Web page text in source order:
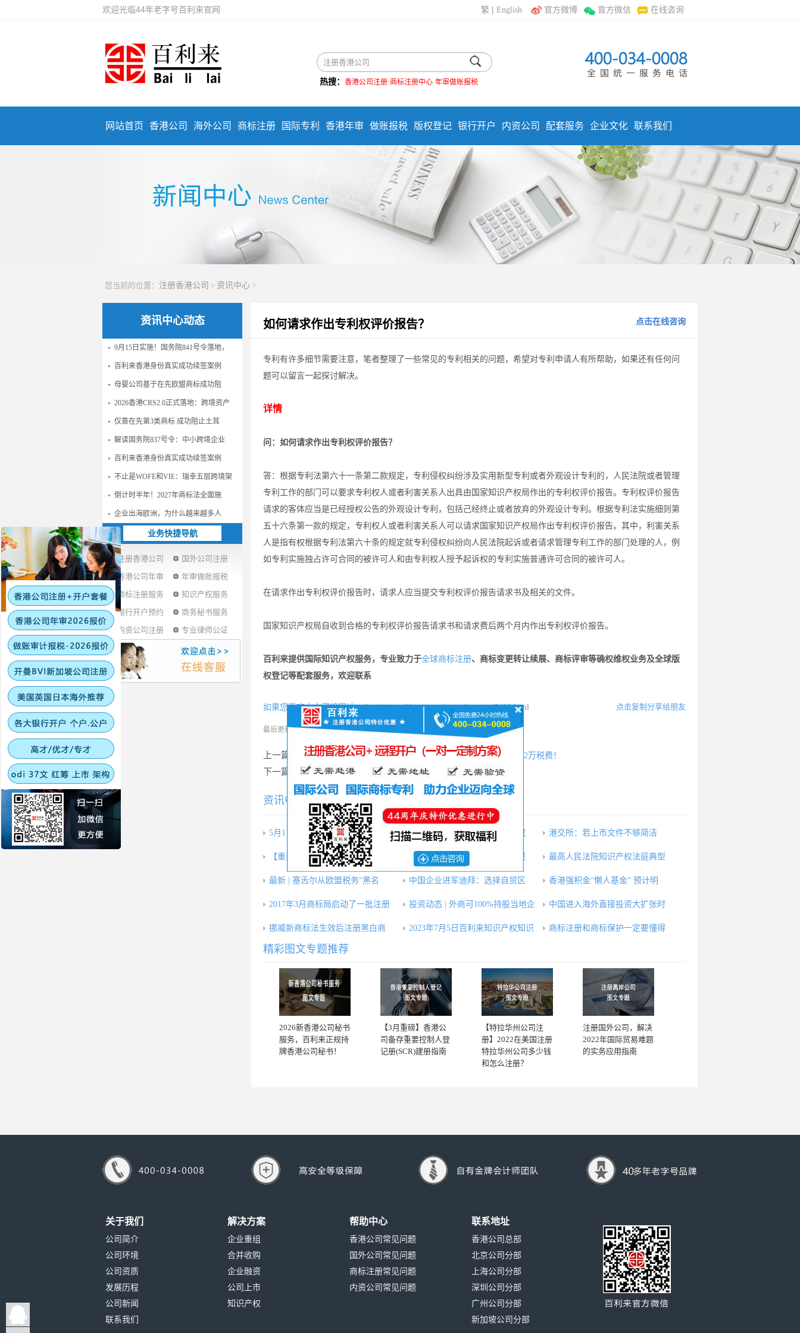
欢迎光临44年老字号百利来官网 繁 |English 官方微博 官方微信 在线咨询
热搜： 香港公司注册 商标注册中心 年审做账报税
网站首页 香港公司 海外公司 商标注册 国际专利 香港年审 做账报税 版权登记 银行开户 内资公司 配套服务 企业文化 联系我们
您当前的位置： 注册香港公司 > 资讯中心 >
资讯中心动态
9月15日实施！国务院841号令落地，
百利来香港身份真实成功续签案例
母婴公司基于在先欧盟商标成功阻
2026香港CRS2.0正式落地：跨境资产
仅靠在先第3类商标 成功阻止土耳
解读国务院837号令：中小跨境企业
百利来香港身份真实成功续签案例
不止是WOFE和VIE：瑞幸五层跨境架
倒计时半年！2027年商标法全面施
企业出海欧洲，为什么越来越多人
业务快捷导航
注册香港公司
国外公司注册
香港公司年审
年审做账报税
商标注册服务
知识产权服务
银行开户预约
商务秘书服务
内资公司注册
专业律师公证
如何请求作出专利权评价报告？ 点击在线咨询
专利有许多细节需要注意，笔者整理了一些常见的专利相关的问题，希望对专利申请人有所帮助，如果还有任何问
题可以留言一起探讨解决。
详情
问：如何请求作出专利权评价报告？
答：根据专利法第六十一条第二款规定，专利侵权纠纷涉及实用新型专利或者外观设计专利的，人民法院或者管理
专利工作的部门可以要求专利权人或者利害关系人出具由国家知识产权局作出的专利权评价报告。专利权评价报告
请求的客体应当是已经授权公告的外观设计专利，包括己经终止或者放弃的外观设计专利。根据专利法实施细则第
五十六条第一款的规定，专利权人或者利害关系人可以请求国家知识产权局作出专利权评价报告。其中，利害关系
人是指有权根据专利法第六十条的规定就专利侵权纠纷向人民法院起诉或者请求管理专利工作的部门处理的人，例
如专利实施独占许可合同的被许可人和由专利权人授予起诉权的专利实施普通许可合同的被许可人。
在请求作出专利权评价报告时，请求人应当提交专利权评价报告请求书及相关的文件。
国家知识产权局自收到合格的专利权评价报告请求书和请求费后两个月内作出专利权评价报告。
百利来提供国际知识产权服务，专业致力于全球商标注册、商标变更转让续展、商标评审等确权维权业务及全球版
权登记等配套服务，欢迎联系
如果您喜欢本文可将网址：http://www.hkgcr.com/zixunzhongxin/3409.html 点击复制分享给朋友
最后更新时间:2022-10-21阅读:115次 分享本文
上一篇： 重磅！香港拨款300亿引进企业与人才| 购1000万房子可退还262万税费！
下一篇： 注意！美国商标答复审查意见期限将缩短至3个月
资讯中心相关内容推荐：
5月1日后营改增文化事业建设费 掘金日本：机遇诱人，挑战暗藏 港交所：若上市文件不够简洁
【重要提醒】美国2019税收新规， 央行下发人民币跨境支付系统规 最高人民法院知识产权法庭典型
最新 | 塞舌尔从欧盟税务“黑名 中国企业进军迪拜：选择自贸区 香港强积金“懒人基金” 预计明
2017年3月商标局启动了一批注册 投资动态 | 外商可100%持股当地企 中国进入海外直接投资大扩张时
挪威新商标法生效后注册黑白商 2023年7月5日百利来知识产权知识 商标注册和商标保护一定要懂得
精彩图文专题推荐
2026新香港公司秘书
服务，百利来正规持
牌香港公司秘书！
【3月重磅】香港公
司备存重要控制人登
记册(SCR)建册指南
【特拉华州公司注
册】2022在美国注册
特拉华州公司多少钱
和怎么注册？
注册国外公司，解决
2022年国际贸易难题
的实务应用指南
关于我们
公司简介
公司环境
公司资质
发展历程
公司新闻
联系我们
解决方案
企业重组
合并收购
企业融资
公司上市
知识产权
帮助中心
香港公司常见问题
国外公司常见问题
商标注册常见问题
内资公司常见问题
联系地址
香港公司总部
北京公司分部
上海公司分部
深圳公司分部
广州公司分部
新加坡公司分部